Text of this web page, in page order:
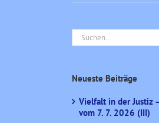
Suche
nach:
Neueste Beiträge
Vielfalt in der Justiz
vom 7. 7. 2026 (III)